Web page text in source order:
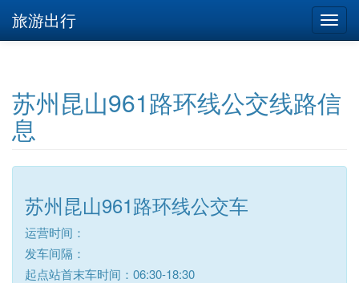
旅游出行
苏州昆山961路环线公交线路信
息
苏州昆山961路环线公交车
运营时间：
发车间隔：
起点站首末车时间：06:30-18:30